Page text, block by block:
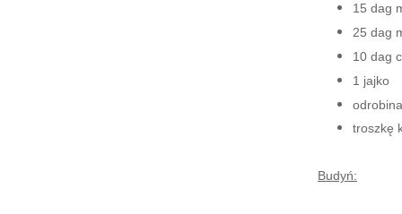
15 dag
25 dag
10 dag
1 jajko
troszkę
Budyń: